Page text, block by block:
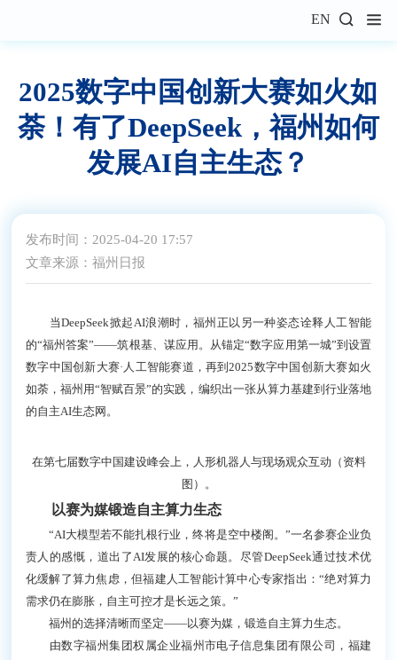
EN
2025数字中国创新大赛如火如
荼！有了DeepSeek，福州如何
发展AI自主生态？
发布时间：2025-04-20 17:57
文章来源：福州日报
当DeepSeek掀起AI浪潮时，福州正以另一种姿态诠释人工智能
的“福州答案”——筑根基、谋应用。从锚定“数字应用第一城”到设置
数字中国创新大赛·人工智能赛道，再到2025数字中国创新大赛如火
如荼，福州用“智赋百景”的实践，编织出一张从算力基建到行业落地
的自主AI生态网。
在第七届数字中国建设峰会上，人形机器人与现场观众互动（资料
图）。
以赛为媒锻造自主算力生态
“AI大模型若不能扎根行业，终将是空中楼阁。”一名参赛企业负
责人的感慨，道出了AI发展的核心命题。尽管DeepSeek通过技术优
化缓解了算力焦虑，但福建人工智能计算中心专家指出：“绝对算力
需求仍在膨胀，自主可控才是长远之策。”
福州的选择清晰而坚定——以赛为媒，锻造自主算力生态。
由数字福州集团权属企业福州市电子信息集团有限公司，福建